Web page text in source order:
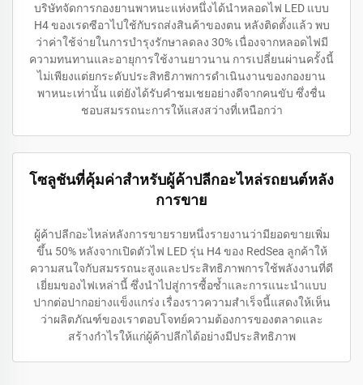
บริษัทจัดการกองยานพาหนะแห่งหนึ่งได้นำหลอดไฟ LED แบบ
H4 ของเรดซีอาไปใช้กับรถส่งสินค้าของตน หลังติดตั้งแล้ว พบ
ว่าค่าใช้จ่ายในการบำรุงรักษาลดลง 30% เนื่องจากหลอดไฟมี
ความทนทานและอายุการใช้งานยาวนาน การเปลี่ยนผ่านครั้งนี้
ไม่เพียงแต่ยกระดับประสิทธิภาพการดำเนินงานของกองยาน
พาหนะเท่านั้น แต่ยังได้รับคำชมเชยอย่างดีจากคนขับ ซึ่งชื่น
ชอบสมรรถนะการให้แสงสว่างที่เหนือกว่า
โซลูชันที่คุ้มค่าสำหรับผู้ค้าปลีกอะไหล่รถยนต์หลัง
การขาย
ผู้ค้าปลีกอะไหล่หลังการขายรายหนึ่งรายงานว่ามียอดขายเพิ่ม
ขึ้น 50% หลังจากเปิดตัวไฟ LED รุ่น H4 ของ RedSea ลูกค้าให้
ความสนใจกับสมรรถนะสูงและประสิทธิภาพการใช้พลังงานที่ดี
เยี่ยมของไฟเหล่านี้ ซึ่งนำไปสู่การซื้อซ้ำและการแนะนำแบบ
ปากต่อปากอย่างแข็งแกร่ง เรื่องราวความสำเร็จนี้แสดงให้เห็น
ว่าผลิตภัณฑ์ของเราตอบโจทย์ความต้องการของตลาดและ
สร้างกำไรให้แก่ผู้ค้าปลีกได้อย่างมีประสิทธิภาพ